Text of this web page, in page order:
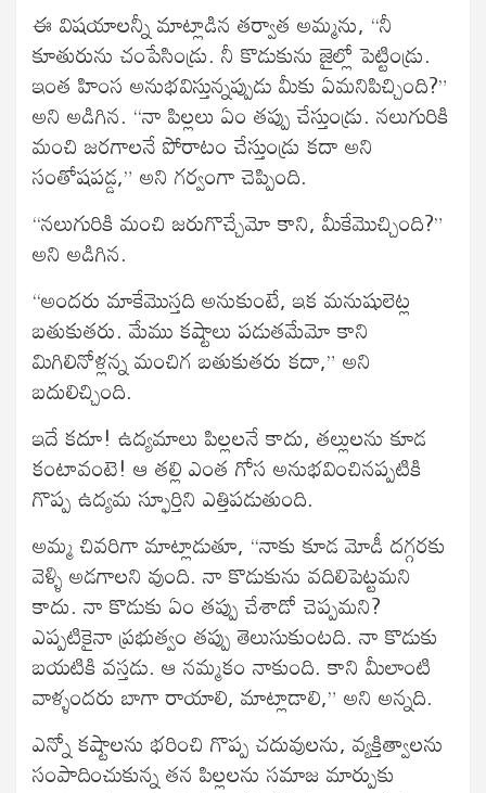
ఈ విషయాలన్నీ మాట్లాడిన తర్వాత అమ్మను, “నీ
కూతురును చంపేసిండ్రు. నీ కొడుకును జైల్లో పెట్టిండ్రు.
ఇంత హింస అనుభవిస్తున్నప్పుడు మీకు ఏమనిపిచ్చింది?”
అని అడిగిన. “నా పిల్లలు ఏం తప్పు చేస్తుండ్రు. నలుగురికి
మంచి జరగాలనే పోరాటం చేస్తుండ్రు కదా అని
సంతోషపడ్డ,” అని గర్వంగా చెప్పింది.
“నలుగురికి మంచి జరుగొచ్చేమో కాని, మీకేమొచ్చింది?”
అని అడిగిన.
“అందరు మాకేమొస్తది అనుకుంటే, ఇక మనుషులెట్ల
బతుకుతరు. మేము కష్టాలు పడుతమేమో కాని
మిగిలినోళ్లన్న మంచిగ బతుకుతరు కదా,” అని
బదులిచ్చింది.
ఇదే కదూ! ఉద్యమాలు పిల్లలనే కాదు, తల్లులను కూడ
కంటావంటె! ఆ తల్లి ఎంత గోస అనుభవించినప్పటికి
గొప్ప ఉద్యమ స్ఫూర్తిని ఎత్తిపడుతుంది.
అమ్మ చివరిగా మాట్లాడుతూ, “నాకు కూడ మోడీ దగ్గరకు
వెళ్ళి అడగాలని వుంది. నా కొడుకును వదిలిపెట్టమని
కాదు. నా కొడుకు ఏం తప్పు చేశాడో చెప్పమని?
ఎప్పటికైనా ప్రభుత్వం తప్పు తెలుసుకుంటది. నా కొడుకు
బయటికి వస్తడు. ఆ నమ్మకం నాకుంది. కాని మీలాంటి
వాళ్ళందరు బాగా రాయాలి, మాట్లాడాలి,” అని అన్నది.
ఎన్నో కష్టాలను భరించి గొప్ప చదువులను, వ్యక్తిత్వాలను
సంపాదించుకున్న తన పిల్లలను సమాజ మార్పుకు